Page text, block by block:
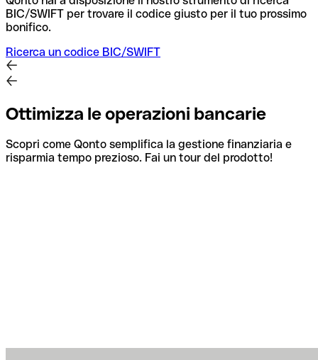
BIC/SWIFT per trovare il codice giusto per il tuo prossimo
bonifico.
Ricerca un codice BIC/SWIFT
Ottimizza le operazioni bancarie
Scopri come Qonto semplifica la gestione finanziaria e
risparmia tempo prezioso. Fai un tour del prodotto!